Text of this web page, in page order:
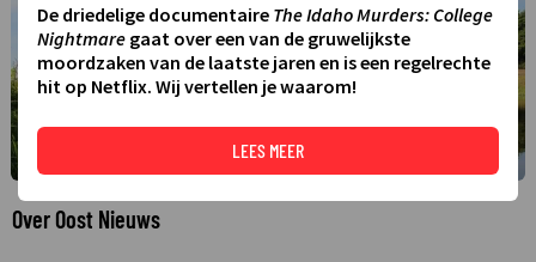
Over Oost Nieuws
De driedelige documentaire The Idaho Murders: College
Nightmare gaat over een van de gruwelijkste
moordzaken van de laatste jaren en is een regelrechte
hit op Netflix. Wij vertellen je waarom!
LEES MEER